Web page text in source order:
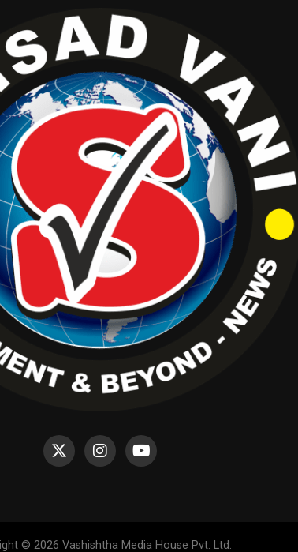
© 2026 Vashishtha Media House Pvt. Ltd.